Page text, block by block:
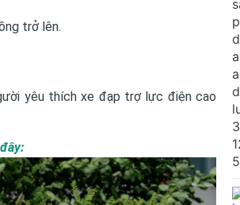
trở lên.
yêu thích xe đạp trợ lực điện cao